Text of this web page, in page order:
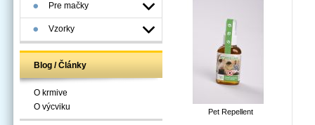
Pre mačky
Vzorky
Blog / Články
O krmive
O výcviku
Pet Repellent